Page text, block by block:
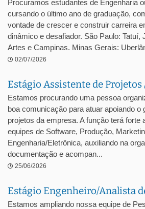
Procuramos estudantes de Engenharia
cursando o último ano de graduação,
vontade de crescer e construir carreira
dinâmico e desafiador. São Paulo: Tatuí,
Artes e Campinas. Minas Gerais:
02/07/2026
Estágio Assistente de Projetos
Estamos procurando uma pessoa
boa comunicação para atuar apoiando o
projetos da empresa. A função terá forte
equipes de Software, Produção,
Engenharia/Eletrônica, auxiliando na
documentação e acompan...
25/06/2026
Estágio Engenheiro/Analista
Estamos ampliando nossa equipe de